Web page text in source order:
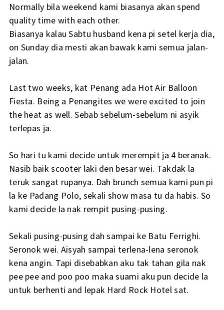
Normally bila weekend kami biasanya akan spend
quality time with each other.
Biasanya kalau Sabtu husband kena pi setel kerja dia,
on Sunday dia mesti akan bawak kami semua jalan-
jalan.
Last two weeks, kat Penang ada Hot Air Balloon
Fiesta. Being a Penangites we were excited to join
the heat as well. Sebab sebelum-sebelum ni asyik
terlepas ja.
So hari tu kami decide untuk merempit ja 4 beranak.
Nasib baik scooter laki den besar wei. Takdak la
teruk sangat rupanya. Dah brunch semua kami pun pi
la ke Padang Polo, sekali show masa tu da habis. So
kami decide la nak rempit pusing-pusing.
Sekali pusing-pusing dah sampai ke Batu Ferrighi.
Seronok wei. Aisyah sampai terlena-lena seronok
kena angin. Tapi disebabkan aku tak tahan gila nak
pee pee and poo poo maka suami aku pun decide la
untuk berhenti and lepak Hard Rock Hotel sat.